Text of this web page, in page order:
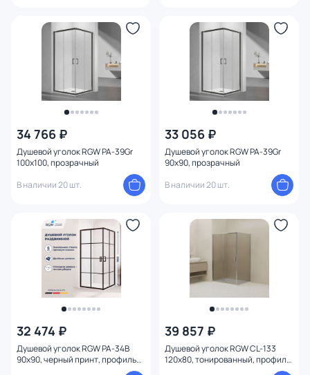
34 766 ₽
Душевой уголок RGW PA-39Gr
100x100, прозрачный
В наличии 20 шт.
33 056 ₽
Душевой уголок RGW PA-39Gr
90x90, прозрачный
В наличии 20 шт.
32 474 ₽
Душевой уголок RGW PA-34B
90x90, черный принт, профиль
39 857 ₽
Душевой уголок RGW CL-133
120х80, тонированный, профиль